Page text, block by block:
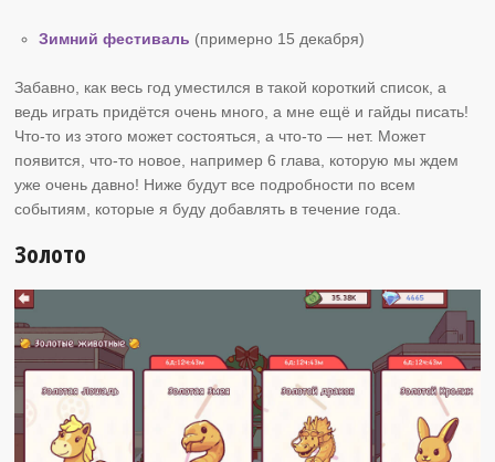
Зимний фестиваль (примерно 15 декабря)
Забавно, как весь год уместился в такой короткий список, а
ведь играть придётся очень много, а мне ещё и гайды писать!
Что-то из этого может состояться, а что-то — нет. Может
появится, что-то новое, например 6 глава, которую мы ждем
уже очень давно! Ниже будут все подробности по всем
событиям, которые я буду добавлять в течение года.
Золото